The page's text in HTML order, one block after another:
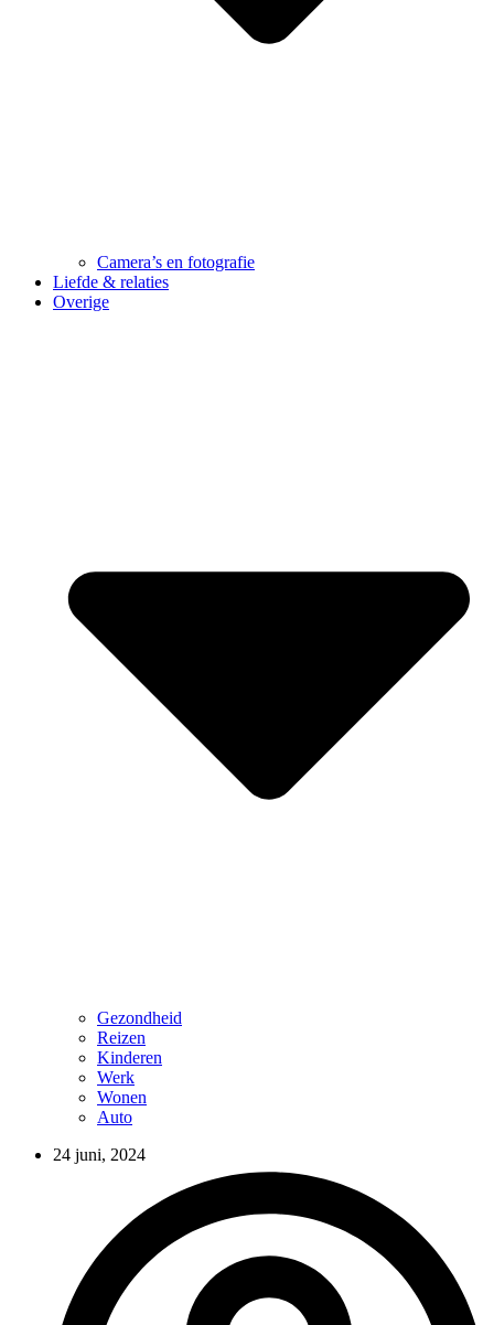
Camera’s en fotografie
Liefde & relaties
Overige
Gezondheid
Reizen
Kinderen
Werk
Wonen
Auto
24 juni, 2024